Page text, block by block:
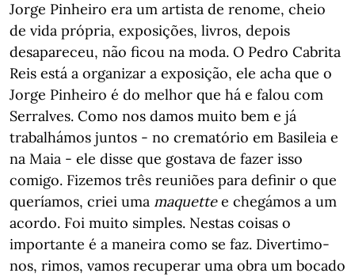
Jorge Pinheiro era um artista de renome, cheio
de vida própria, exposições, livros, depois
desapareceu, não ficou na moda. O Pedro Cabrita
Reis está a organizar a exposição, ele acha que o
Jorge Pinheiro é do melhor que há e falou com
Serralves. Como nos damos muito bem e já
trabalhámos juntos - no crematório em Basileia e
na Maia - ele disse que gostava de fazer isso
comigo. Fizemos três reuniões para definir o que
queríamos, criei uma maquettee chegámos a um
acordo. Foi muito simples. Nestas coisas o
importante é a maneira como se faz. Divertimo-
nos, rimos, vamos recuperar uma obra um bocado